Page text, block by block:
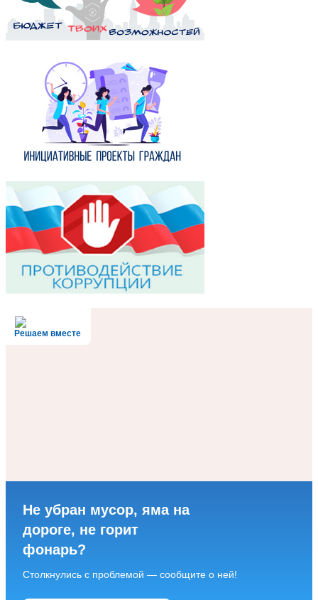
Решаем вместе
Не убран мусор, яма на
дороге, не горит
фонарь?
Столкнулись с проблемой — сообщите о ней!